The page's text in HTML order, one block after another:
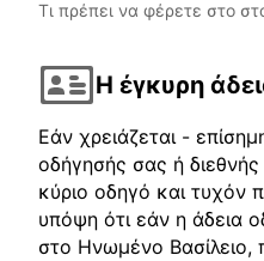
Τι πρέπει να φέρετε στο
Η έγκυρη
Εάν χρειάζεται -
οδήγησής σας ή
κύριο οδηγό και τυχόν
υπόψη ότι εάν η άδεια
στο Ηνωμένο Βασίλειο,